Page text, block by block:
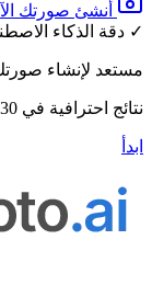
أنشئ صورتك
✓ دقة الذكاء
مستعد لإنشاء
نتائج احترافية في 30 ثانية
ابدأ